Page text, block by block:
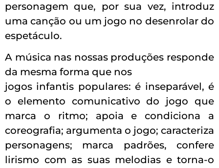
personagem que, por sua vez, introduz
uma canção ou um jogo no desenrolar do
espetáculo.
A música nas nossas produções responde
da mesma forma que nos
jogos infantis populares: é inseparável, é
o elemento comunicativo do jogo que
marca o ritmo; apoia e condiciona a
coreografia; argumenta o jogo; caracteriza
personagens; marca padrões, confere
lirismo com as suas melodias e torna-o